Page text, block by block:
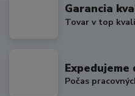
Garancia
Tovar v top
Expedujeme
Počas